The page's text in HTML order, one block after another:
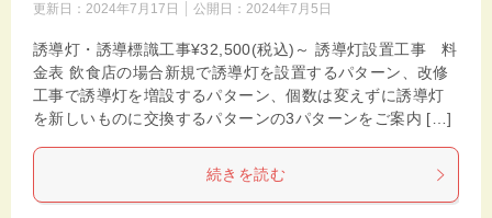
更新日： 2024年7月17日 公開日： 2024年7月5日
誘導灯・誘導標識工事¥32,500(税込)～ 誘導灯設置工事 料
金表 飲食店の場合新規で誘導灯を設置するパターン、改修
工事で誘導灯を増設するパターン、個数は変えずに誘導灯
を新しいものに交換するパターンの3パターンをご案内 […]
続きを読む